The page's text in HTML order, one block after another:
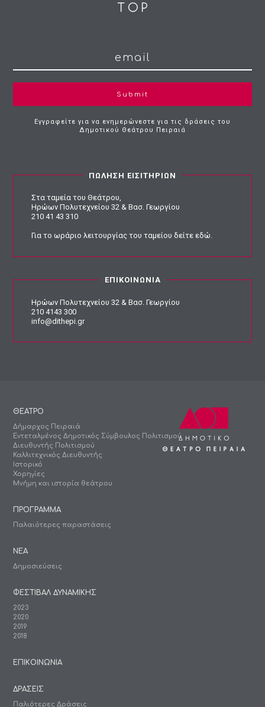
Submit
Εγγραφείτε για να ενημερώνεστε για τις δράσεις του
Δημοτικού Θεάτρου Πειραιά
ΠΩΛΗΣΗ ΕΙΣΙΤΗΡΙΩΝ
Στα ταμεία του Θεάτρου,
Ηρώων Πολυτεχνείου 32 & Βασ. Γεωργίου
210 41 43 310
Για το ωράριο λειτουργίας του ταμείουδείτε εδώ.
ΕΠΙΚΟΙΝΩΝΙΑ
Ηρώων Πολυτεχνείου 32 & Βασ. Γεωργίου
210 4143 300
info@dithepi.gr
ΘΕΑΤΡΟ
Δήμαρχος Πειραιά
Εντεταλμένος Δημοτικός Σύμβουλος Πολιτισμού
Διευθυντής Πολιτισμού
Καλλιτεχνικός Διευθυντής
Ιστορικό
Χορηγίες
Μνήμη και ιστορία θεάτρου
ΠΡΟΓΡΑΜΜΑ
Παλαιότερες παραστάσεις
ΝΕΑ
Δημοσιεύσεις
ΦΕΣΤΙΒΑΛ ΔΥΝΑΜΙΚΗΣ
2023
2020
2019
2018
ΕΠΙΚΟΙΝΩΝΙΑ
ΔΡΑΣΕΙΣ
Παλιότερες Δράσεις